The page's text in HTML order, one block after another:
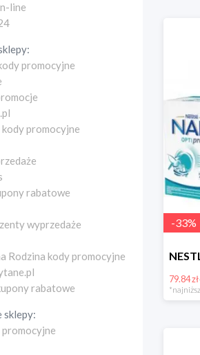
line
promocyjne
kody promocyjne
rabatowe
wyprzedaże
Rodzina kody promocyjne
rabatowe
sklepy:
-33%
79.84 zł